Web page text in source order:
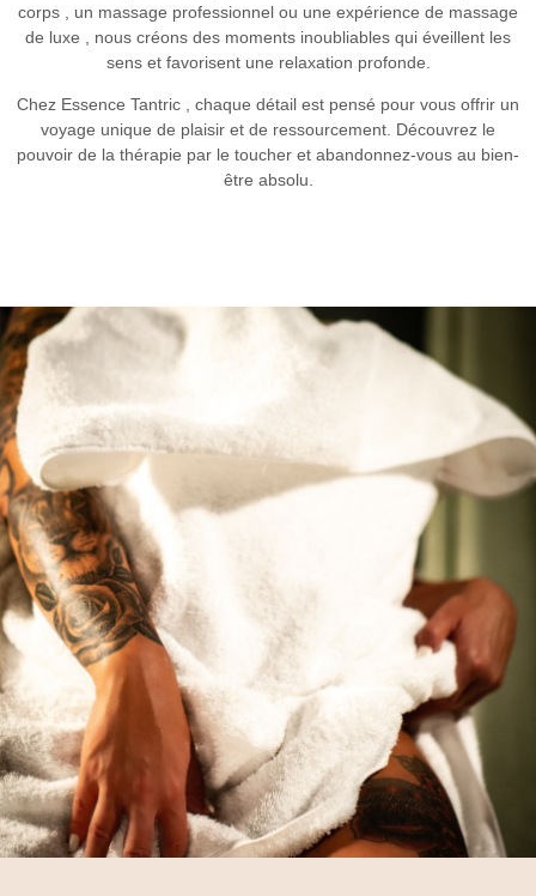
corps , un massage professionnel ou une expérience de massage
de luxe , nous créons des moments inoubliables qui éveillent les
sens et favorisent une relaxation profonde.
Chez Essence Tantric , chaque détail est pensé pour vous offrir un
voyage unique de plaisir et de ressourcement. Découvrez le
pouvoir de la thérapie par le toucher et abandonnez-vous au bien-
être absolu.